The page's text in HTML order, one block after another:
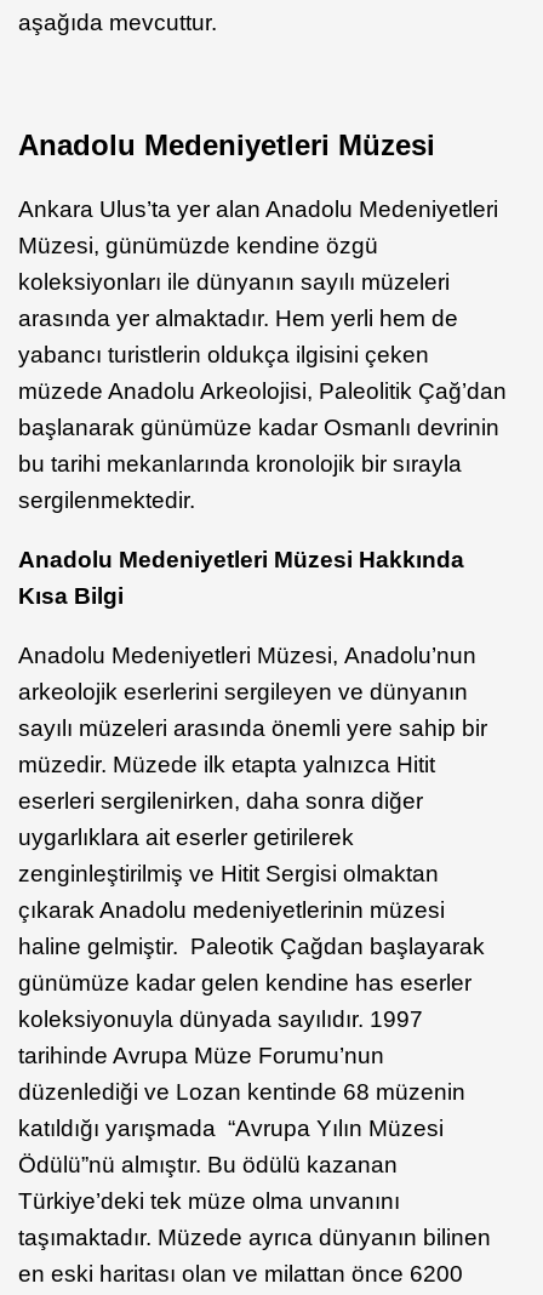
aşağıda mevcuttur.
Anadolu Medeniyetleri Müzesi
Ankara Ulus’ta yer alan Anadolu Medeniyetleri
Müzesi, günümüzde kendine özgü
koleksiyonları ile dünyanın sayılı müzeleri
arasında yer almaktadır. Hem yerli hem de
yabancı turistlerin oldukça ilgisini çeken
müzede Anadolu Arkeolojisi, Paleolitik Çağ’dan
başlanarak günümüze kadar Osmanlı devrinin
bu tarihi mekanlarında kronolojik bir sırayla
sergilenmektedir.
Anadolu Medeniyetleri Müzesi Hakkında
Kısa Bilgi
Anadolu Medeniyetleri Müzesi, Anadolu’nun
arkeolojik eserlerini sergileyen ve dünyanın
sayılı müzeleri arasında önemli yere sahip bir
müzedir. Müzede ilk etapta yalnızca Hitit
eserleri sergilenirken, daha sonra diğer
uygarlıklara ait eserler getirilerek
zenginleştirilmiş ve Hitit Sergisi olmaktan
çıkarak Anadolu medeniyetlerinin müzesi
haline gelmiştir. Paleotik Çağdan başlayarak
günümüze kadar gelen kendine has eserler
koleksiyonuyla dünyada sayılıdır. 1997
tarihinde Avrupa Müze Forumu’nun
düzenlediği ve Lozan kentinde 68 müzenin
katıldığı yarışmada “Avrupa Yılın Müzesi
Ödülü”nü almıştır. Bu ödülü kazanan
Türkiye’deki tek müze olma unvanını
taşımaktadır. Müzede ayrıca dünyanın bilinen
en eski haritası olan ve milattan önce 6200